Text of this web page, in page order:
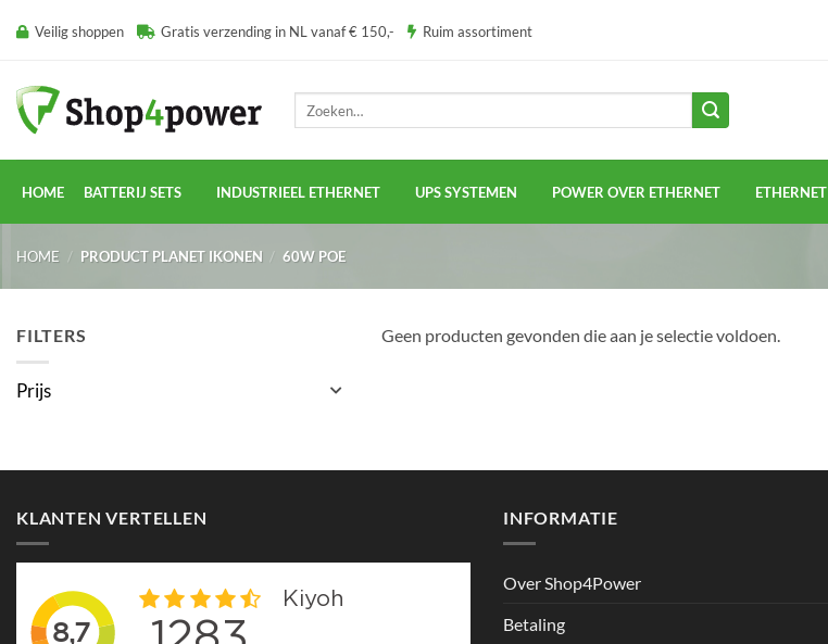
naar Veilig shoppen Gratis verzending in NL vanaf € 150,- Ruim assortiment
HOME BATTERIJ SETS INDUSTRIEEL ETHERNET UPS SYSTEMEN POWER OVER ETHERNET ETHERNET
HOME / PRODUCT PLANET IKONEN / 60W POE
FILTERS
Prijs
Geen producten gevonden die aan je selectie voldoen.
KLANTEN VERTELLEN INFORMATIE
Over Shop4Power
Betaling